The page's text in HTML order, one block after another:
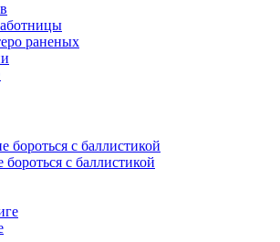
раненых
с баллистикой